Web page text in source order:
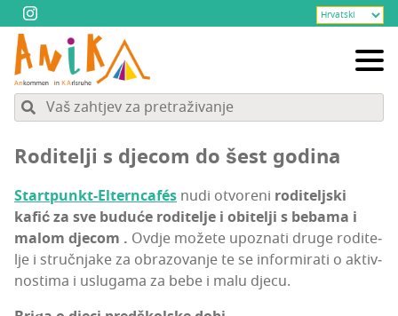
Rodi­te­lji s dje­com do šest godina
Star­t­pun­kt-Eltern­cafés nudi otvo­re­ni rodi­telj­ski
kafić za sve budu­će rodi­te­lje i obi­te­lji s beba­ma i
malom dje­com . Ovdje može­te upoz­na­ti dru­ge rodi­te­
lje i struč­nja­ke za obra­zo­va­nje te se infor­mi­ra­ti o aktiv­
nos­ti­ma i uslu­ga­ma za bebe i malu djecu.